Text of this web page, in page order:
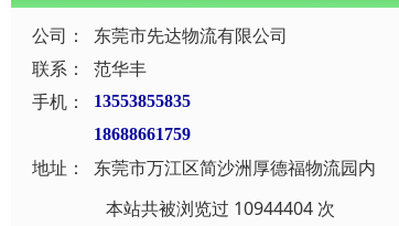
公司：
东莞市先达物流有限公司
联系：
范华丰
手机：
13553855835
18688661759
地址：
东莞市万江区简沙洲厚德福物流园内
本站共被浏览过 10944404 次